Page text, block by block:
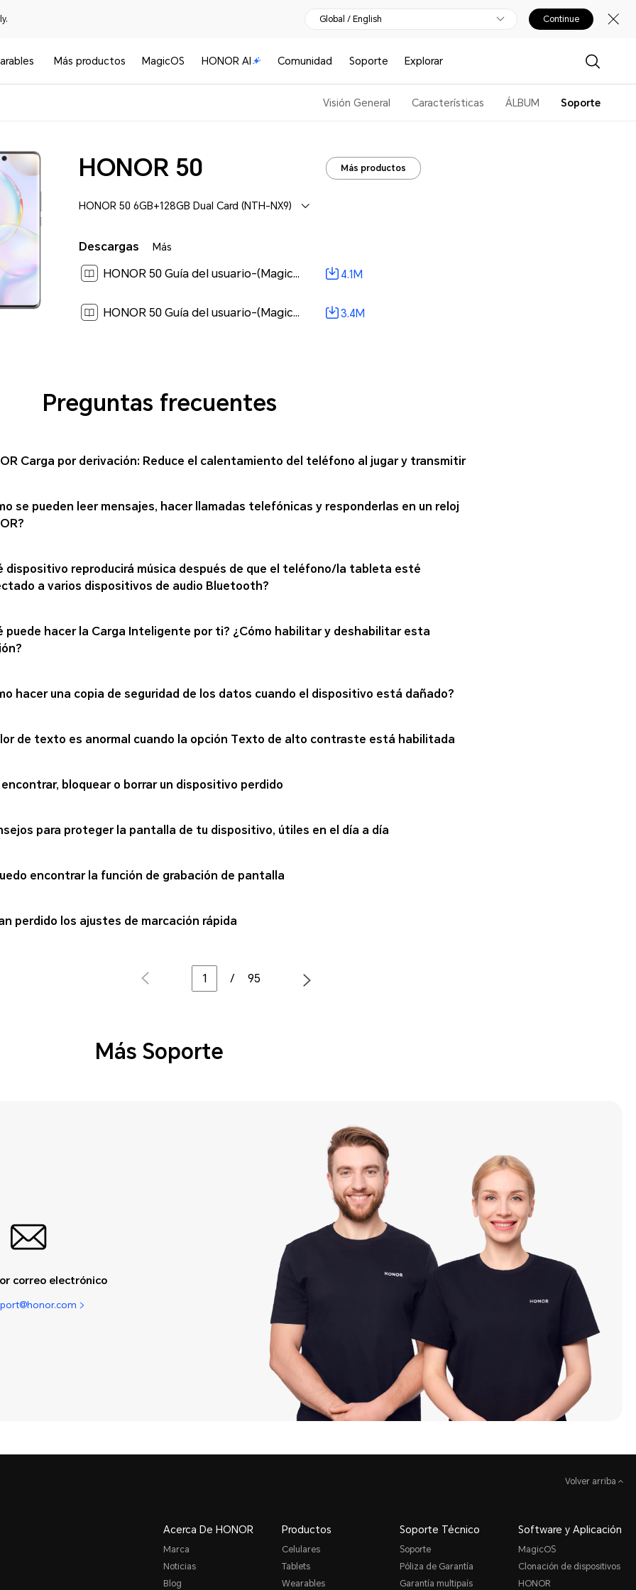
Global / English Continue
Más productos MagicOS HONOR AI Comunidad Soporte Explorar
Visión General Características ÁLBUM Soporte
HONOR 50 Más productos
HONOR 50 6GB+128GB Dual Card (NTH-NX9)
Descargas Más
HONOR 50 Guía del usuario-(Magic UI 6.0_01,es-us)[ 4.1M ] 4.1M
HONOR 50 Guía del usuario-(MagicUI 4.2_01,es-us)[ 3.4M ] 3.4M
Preguntas frecuentes
Carga por derivación: Reduce el calentamiento del teléfono al jugar y transmitir
se pueden leer mensajes, hacer llamadas telefónicas y responderlas en un reloj
dispositivo reproducirá música después de que el teléfono/la tableta esté
a varios dispositivos de audio Bluetooth?
puede hacer la Carga Inteligente por ti? ¿Cómo habilitar y deshabilitar esta
hacer una copia de seguridad de los datos cuando el dispositivo está dañado?
de texto es anormal cuando la opción Texto de alto contraste está habilitada
encontrar, bloquear o borrar un dispositivo perdido
para proteger la pantalla de tu dispositivo, útiles en el día a día
encontrar la función de grabación de pantalla
perdido los ajustes de marcación rápida
/ 95
Más Soporte
correo electrónico
Volver arriba
Acerca De HONOR
Marca
Noticias
Blog
Productos
Celulares
Tablets
Wearables
Soporte Técnico
Soporte
Póliza de Garantía
Garantía multipaís
Software y Aplicación
MagicOS
Clonación de dispositivos
HONOR